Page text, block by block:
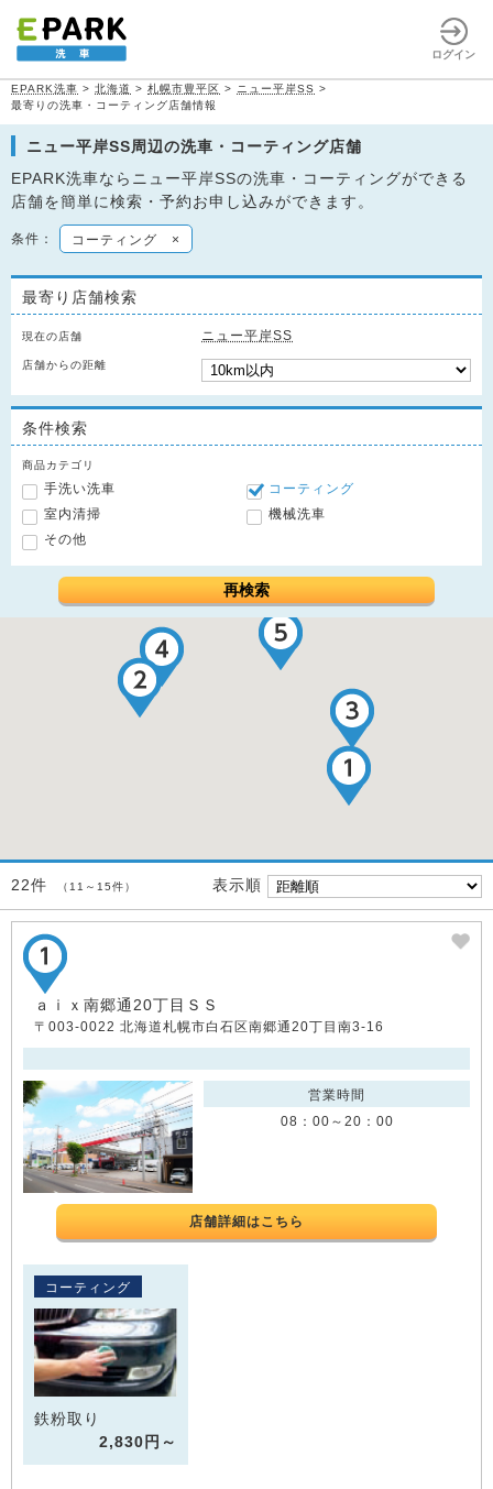
ログイン
EPARK洗車 > 北海道 > 札幌市豊平区 > ニュー平岸SS >
最寄りの洗車・コーティング店舗情報
ニュー平岸SS周辺の洗車・コーティング店舗
EPARK洗車ならニュー平岸SSの洗車・コーティングができる
店舗を簡単に検索・予約お申し込みができます。
条件： コーティング ×
最寄り店舗検索
現在の店舗 ニュー平岸SS
店舗からの距離
条件検索
商品カテゴリ
手洗い洗車
コーティング
室内清掃
機械洗車
その他
再検索
22件 （11～15件） 表示順
ａｉｘ南郷通20丁目ＳＳ
〒003-0022 北海道札幌市白石区南郷通20丁目南3-16
営業時間
08：00～20：00
店舗詳細はこちら
コーティング
鉄粉取り
2,830円～